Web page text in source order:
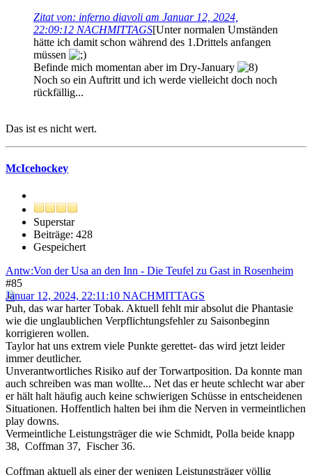
Zitat von: inferno diavoli am Januar 12, 2024,
22:09:12 NACHMITTAGS[Unter normalen Umständen
hätte ich damit schon während des 1.Drittels anfangen
müssen
Befinde mich momentan aber im Dry-January
Noch so ein Auftritt und ich werde vielleicht doch noch
rückfällig...
Das ist es nicht wert.
McIcehockey
Superstar
Beiträge: 428
Gespeichert
Antw:Von der Usa an den Inn - Die Teufel zu Gast in Rosenheim
#85
Januar 12, 2024, 22:11:10 NACHMITTAGS
Puh, das war harter Tobak. Aktuell fehlt mir absolut die Phantasie
wie die unglaublichen Verpflichtungsfehler zu Saisonbeginn
korrigieren wollen.
Taylor hat uns extrem viele Punkte gerettet- das wird jetzt leider
immer deutlicher.
Unverantwortliches Risiko auf der Torwartposition. Da konnte man
auch schreiben was man wollte... Net das er heute schlecht war aber
er hält halt häufig auch keine schwierigen Schüsse in entscheidenen
Situationen. Hoffentlich halten bei ihm die Nerven in vermeintlichen
play downs.
Vermeintliche Leistungsträger die wie Schmidt, Polla beide knapp
38, Coffman 37, Fischer 36.
Coffman aktuell als einer der wenigen Leistungsträger völlig